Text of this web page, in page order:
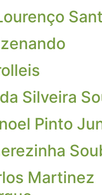
Silveira
Pinto
Martinez